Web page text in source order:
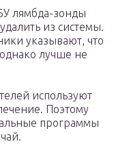
лямбда-зонды
из системы.
указывают, что
однако лучше не
используют
Поэтому
программы